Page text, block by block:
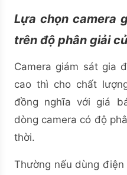
Lựa chọn camera
trên độ phân giải
Camera giám sát gia
cao thì cho chất
đồng nghĩa với giá
dòng camera có độ
thời.
Thường nếu dùng